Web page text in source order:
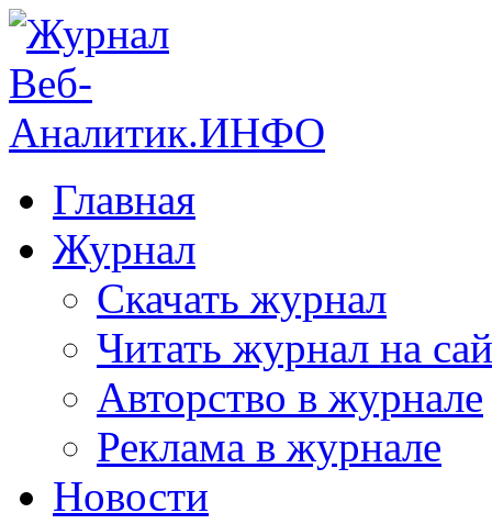
Главная
Журнал
Скачать журнал
Читать журнал на
Авторство в журнале
Реклама в журнале
Новости